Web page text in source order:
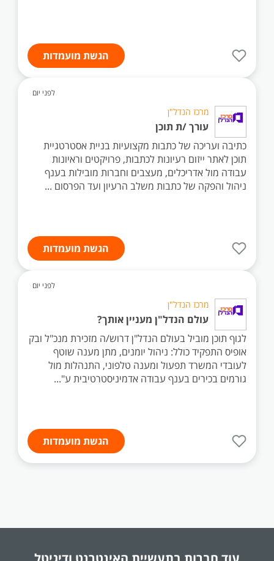
הגשת מועמדות
לפני יום
מרכז הנדל"ן
עורך /ת תוכן
כתיבה ועריכה של כתבות מקצועיות בניית אסטרטגיית
תוכן לאתר ייזום רעיונות לכתבות, פרויקטים וראיונות
עבודה מול אדריכלים, מעצבים וחברות מובילות בענף
ניהול והפקה של כתבות משלב הרעיון ועד הפרסום ...
הגשת מועמדות
לפני יום
מרכז הנדל"ן
עולם הנדל"ן מעניין אותך?
לגוף תוכן מוביל בעולם הנדל"ן דרוש/ה מזכירת מנכ"ל ובק
אופיס התפקיד כולל: ניהול יומנים, מתן מענה שוטף
לעובדי המשרד תפעול ומענה טלפוני, התנהלות מול
גורמים בכירים בענף עבודה אדמיניסטרטיבית ע"...
הגשת מועמדות